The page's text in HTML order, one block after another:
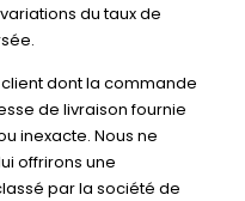
du taux de
dont la commande
de livraison fournie
inexacte. Nous ne
offrirons une
par la société de